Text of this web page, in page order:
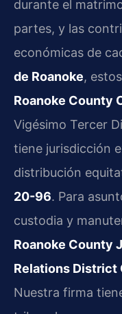
durante el
partes, y las
económicas de
de Roanoke,
Roanoke County
Vigésimo Tercer
tiene jurisdicción
distribución
20-96. Para
custodia y
Roanoke County
Relations District
Nuestra firma